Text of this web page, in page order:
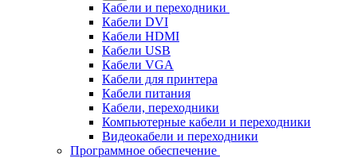
Кабели и переходники
Кабели DVI
Кабели HDMI
Кабели USB
Кабели VGA
Кабели для принтера
Кабели питания
Кабели, переходники
Компьютерные кабели и переходники
Видеокабели и переходники
Программное обеспечение